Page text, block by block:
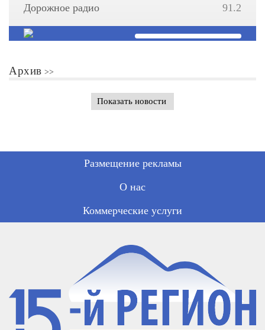
Дорожное радио
91.2
Архив
Показать новости
Размещение рекламы
О нас
Коммерческие услуги